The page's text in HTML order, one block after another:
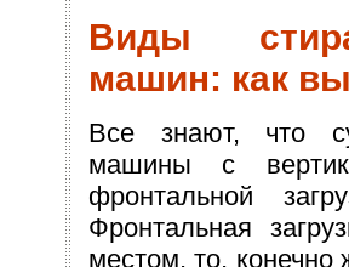
Виды
машин: как
Все знают, что
машины с
фронтальной
Фронтальная
местом, то,